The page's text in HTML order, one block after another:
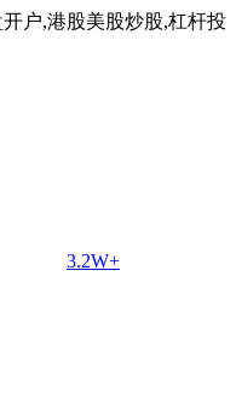
3.2W+